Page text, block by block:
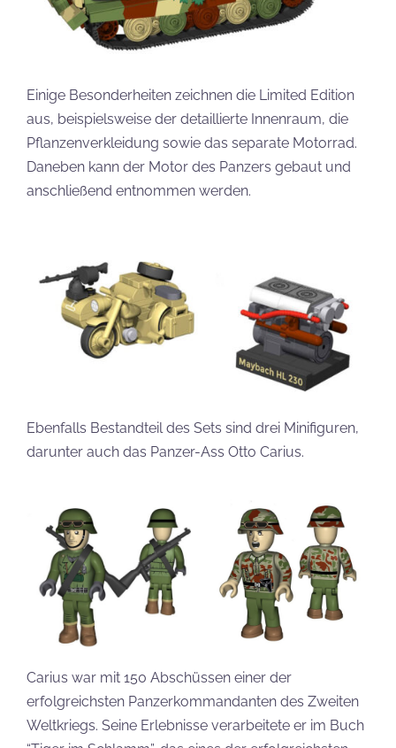
Einige Besonderheiten zeichnen die Limited Edition
aus, beispielsweise der detaillierte Innenraum, die
Pflanzenverkleidung sowie das separate Motorrad.
Daneben kann der Motor des Panzers gebaut und
anschließend entnommen werden.
Ebenfalls Bestandteil des Sets sind drei Minifiguren,
darunter auch das Panzer-Ass Otto Carius.
Carius war mit 150 Abschüssen einer der
erfolgreichsten Panzerkommandanten des Zweiten
Weltkriegs. Seine Erlebnisse verarbeitete er im Buch